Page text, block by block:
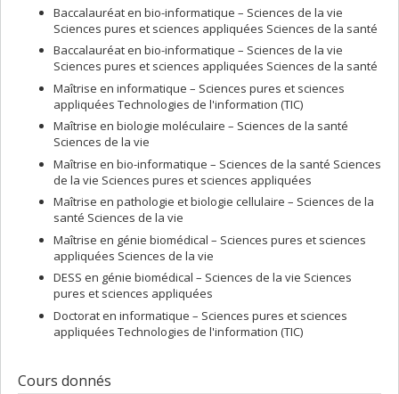
Baccalauréat en bio-informatique – Sciences de la vie
Sciences pures et sciences appliquées Sciences de la santé
Baccalauréat en bio-informatique – Sciences de la vie
Sciences pures et sciences appliquées Sciences de la santé
Maîtrise en informatique – Sciences pures et sciences
appliquées Technologies de l'information (TIC)
Maîtrise en biologie moléculaire – Sciences de la santé
Sciences de la vie
Maîtrise en bio-informatique – Sciences de la santé Sciences
de la vie Sciences pures et sciences appliquées
Maîtrise en pathologie et biologie cellulaire – Sciences de la
santé Sciences de la vie
Maîtrise en génie biomédical – Sciences pures et sciences
appliquées Sciences de la vie
DESS en génie biomédical – Sciences de la vie Sciences
pures et sciences appliquées
Doctorat en informatique – Sciences pures et sciences
appliquées Technologies de l'information (TIC)
Cours donnés